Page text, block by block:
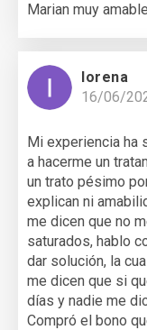
Marian muy
lorena
16/06/
Mi experiencia ha
a hacerme un
un trato pésimo
explican ni
me dicen que no
saturados, hablo
dar solución, la
me dicen que si
días y nadie me
Compró el bono